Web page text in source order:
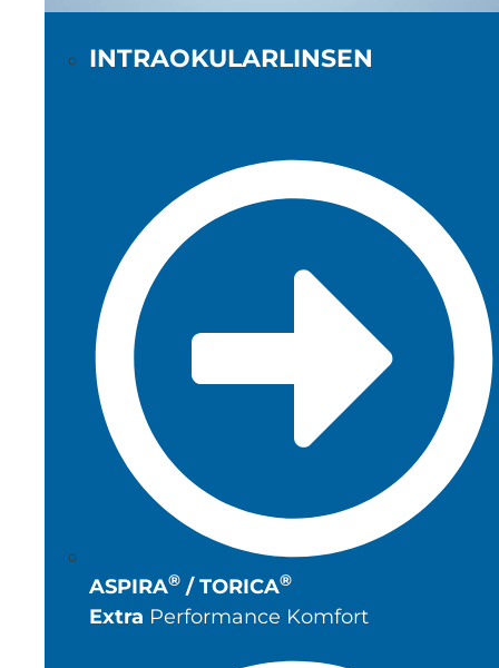
INTRAOKULARLINSEN
ASPIRA® / TORICA®
Extra Performance Komfort